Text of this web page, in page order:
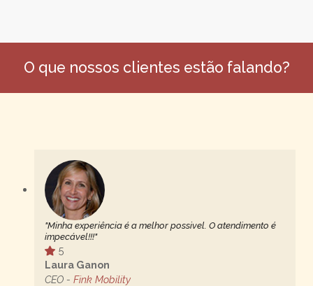
O que nossos clientes estão falando?
"Minha experiência é a melhor possivel. O atendimento é
impecável!!!"
5
Laura Ganon
CEO - Fink Mobility